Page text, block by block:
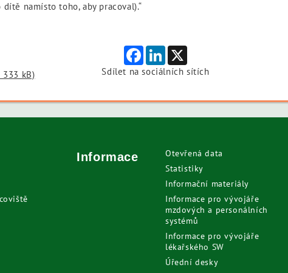
namísto toho, aby pracoval).“
333 kB)
Facebook
LinkedIn
X
Sdílet na sociálních sítích
Informace
Otevřená data
Statistiky
Informační materiály
Informace pro vývojáře
mzdových a personálních
systémů
Informace pro vývojáře
lékařského SW
Úřední desky